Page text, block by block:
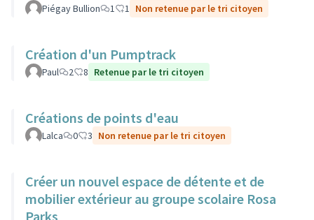
Piégay Bullion 1 1 Non retenue par le tri citoyen
Création d'un Pumptrack
Paul 2 8 Retenue par le tri citoyen
Créations de points d'eau
Lalca 0 3 Non retenue par le tri citoyen
Créer un nouvel espace de détente et de
mobilier extérieur au groupe scolaire Rosa
Parks